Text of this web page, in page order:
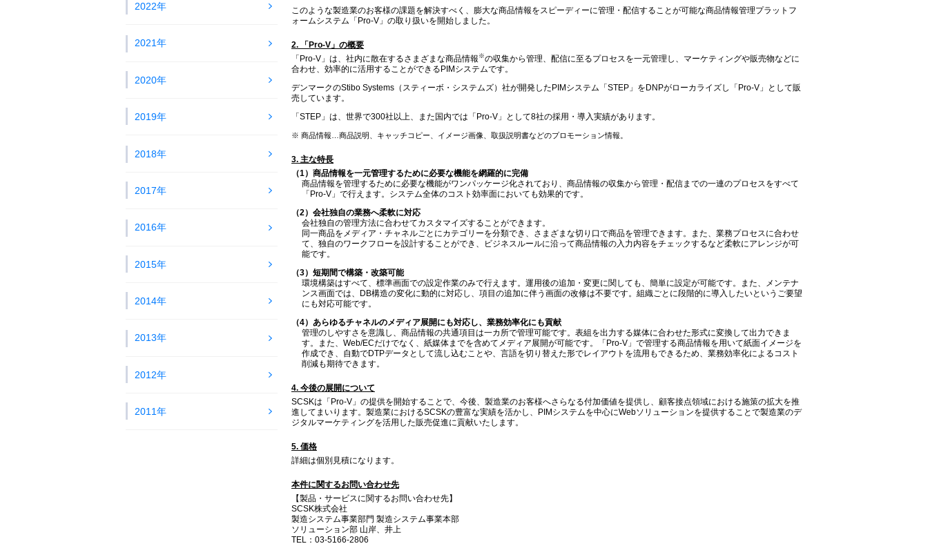
このような製造業のお客様の課題を解決すべく、膨大な商品情報をスピーディーに管理・配信することが可能な商品情報管理プラットフ
ォームシステム「Pro-V」の取り扱いを開始しました。
2. 「Pro-V」の概要
「Pro-V」は、社内に散在するさまざまな商品情報 ※の収集から管理、配信に至るプロセスを一元管理し、マーケティングや販売物などに
合わせ、効率的に活用することができるPIMシステムです。
デンマークのStibo Systems（スティーボ・システムズ）社が開発したPIMシステム「STEP」をDNPがローカライズし「Pro-V」として販
売しています。
「STEP」は、世界で300社以上、また国内では「Pro-V」として8社の採用・導入実績があります。
※ 商品情報…商品説明、キャッチコピー、イメージ画像、取扱説明書などのプロモーション情報。
3. 主な特長
（1）商品情報を一元管理するために必要な機能を網羅的に完備
商品情報を管理するために必要な機能がワンパッケージ化されており、商品情報の収集から管理・配信までの一連のプロセスをすべて
「Pro-V」で行えます。システム全体のコスト効率面においても効果的です。
（2）会社独自の業務へ柔軟に対応
会社独自の管理方法に合わせてカスタマイズすることができます。
同一商品をメディア・チャネルごとにカテゴリーを分類でき、さまざまな切り口で商品を管理できます。また、業務プロセスに合わせ
て、独自のワークフローを設計することができ、ビジネスルールに沿って商品情報の入力内容をチェックするなど柔軟にアレンジが可
能です。
（3）短期間で構築・改築可能
環境構築はすべて、標準画面での設定作業のみで行えます。運用後の追加・変更に関しても、簡単に設定が可能です。また、メンテナ
ンス画面では、DB構造の変化に動的に対応し、項目の追加に伴う画面の改修は不要です。組織ごとに段階的に導入したいというご要望
にも対応可能です。
（4）あらゆるチャネルのメディア展開にも対応し、業務効率化にも貢献
管理のしやすさを意識し、商品情報の共通項目は一カ所で管理可能です。表組を出力する媒体に合わせた形式に変換して出力できま
す。また、Web/ECだけでなく、紙媒体までを含めてメディア展開が可能です。「Pro-V」で管理する商品情報を用いて紙面イメージを
作成でき、自動でDTPデータとして流し込むことや、言語を切り替えた形でレイアウトを流用もできるため、業務効率化によるコスト
削減も期待できます。
4. 今後の展開について
SCSKは「Pro-V」の提供を開始することで、今後、製造業のお客様へさらなる付加価値を提供し、顧客接点領域における施策の拡大を推
進してまいります。製造業におけるSCSKの豊富な実績を活かし、PIMシステムを中心にWebソリューションを提供することで製造業のデ
ジタルマーケティングを活用した販売促進に貢献いたします。
5. 価格
詳細は個別見積になります。
本件に関するお問い合わせ先
【製品・サービスに関するお問い合わせ先】
SCSK株式会社
製造システム事業部門 製造システム事業本部
ソリューション部 山岸、井上
TEL：03-5166-2806
2022年
2021年
2020年
2019年
2018年
2017年
2016年
2015年
2014年
2013年
2012年
2011年